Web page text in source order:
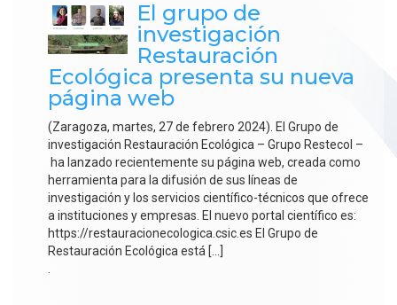
El grupo de
investigación
Restauración
Ecológica presenta su nueva
página web
(Zaragoza, martes, 27 de febrero 2024). El Grupo de
investigación Restauración Ecológica – Grupo Restecol –
ha lanzado recientemente su página web, creada como
herramienta para la difusión de sus líneas de
investigación y los servicios científico-técnicos que ofrece
a instituciones y empresas. El nuevo portal científico es:
https://restauracionecologica.csic.es El Grupo de
Restauración Ecológica está […]